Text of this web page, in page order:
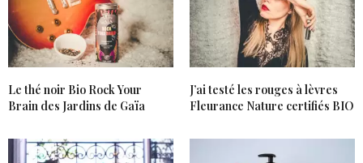
Le thé noir Bio Rock Your
Brain des Jardins de Gaïa
J’ai testé les rouges à lèvres
Fleurance Nature certifiés BIO